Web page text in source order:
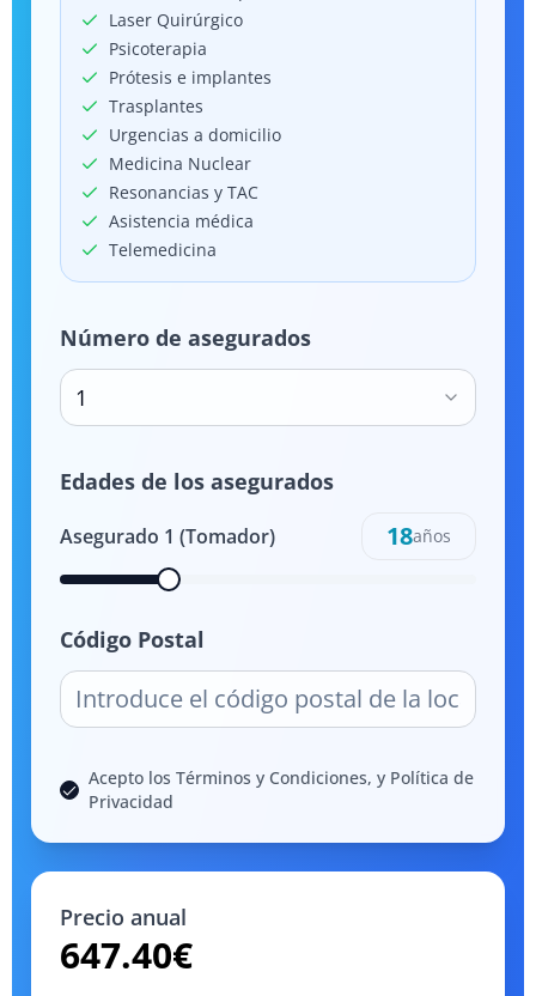
Laser Quirúrgico
Psicoterapia
Prótesis e implantes
Trasplantes
Urgencias a domicilio
Medicina Nuclear
Resonancias y TAC
Asistencia médica
Telemedicina
Número de asegurados
1
Edades de los asegurados
Asegurado 1 (Tomador) 18años
Código Postal
Acepto los Términos y Condiciones, y Política de
Privacidad
Precio anual
647.40€